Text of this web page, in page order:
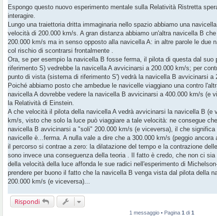
s
s
a
g
i
o
Espongo questo nuovo esperimento mentale sulla Relatività Ristretta
interagire.
Lungo una traiettoria dritta immaginaria nello spazio abbiamo una
velocità di 200.000 km/s. A gran distanza abbiamo un'altra navicella B
200.000 km/s ma in senso opposto alla navicella A: in altre parole le due
col rischio di scontrarsi frontalmente .
Ora, se per esempio la navicella B fosse ferma, il pilota di questa dal suo
riferimento S) vedrebbe la navicella A avvicinarsi a 200.000 km/s; per
punto di vista (sistema di riferimento S') vedrà la navicella B avvicinarsi a
Poiché abbiamo posto che ambedue le navicelle viaggiano una contro
navicella A dovrebbe vedere la navicella B avvicinarsi a 400.000 km/s (e
la Relatività di Einstein.
A che velocità il pilota della navicella A vedrà avvicinarsi la navicella B (e
km/s, visto che solo la luce può viaggiare a tale velocità: ne consegue
navicella B avvicinarsi a "soli" 200.000 km/s (e viceversa), il che significa
navicelle è...ferma. A nulla vale a dire che a 300.000 km/s (peggio
il percorso si contrae a zero: la dilatazione del tempo e la contrazione
sono invece una conseguenza della teoria . Il fatto è credo, che non ci
della velocità della luce affonda le sue radici nell'esperimento di
prendere per buono il fatto che la navicella B venga vista dal pilota della
200.000 km/s (e viceversa)...
Rispondi
1 messaggio • Pagina 1 di 1